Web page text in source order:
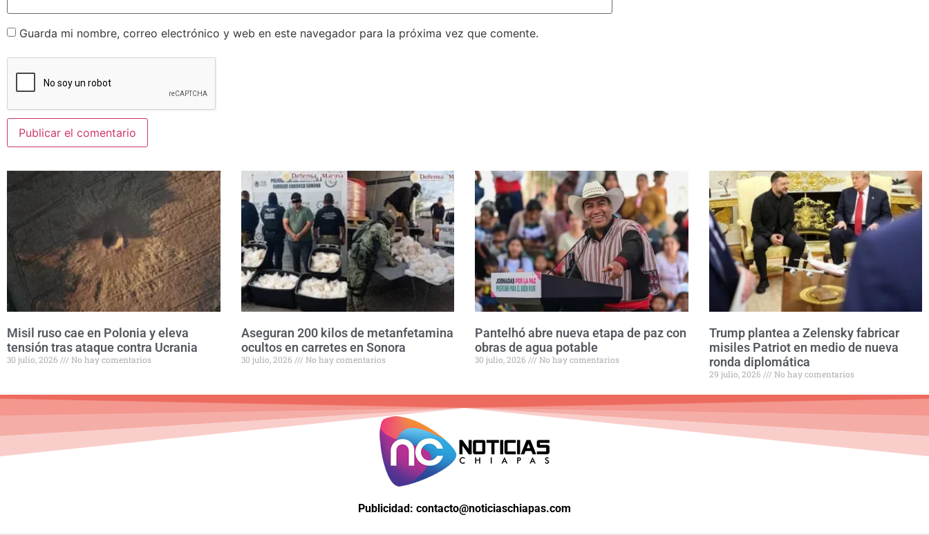
Guarda mi nombre, correo electrónico y web en este navegador para la próxima vez que comente.
Misil ruso cae en Polonia y eleva
tensión tras ataque contra Ucrania
30 julio, 2026 No hay comentarios
Aseguran 200 kilos de metanfetamina
ocultos en carretes en Sonora
30 julio, 2026 No hay comentarios
Pantelhó abre nueva etapa de paz con
obras de agua potable
30 julio, 2026 No hay comentarios
Trump plantea a Zelensky fabricar
misiles Patriot en medio de nueva
ronda diplomática
29 julio, 2026 No hay comentarios
Publicidad: contacto@noticiaschiapas.com